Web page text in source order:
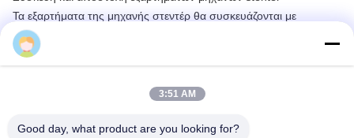
Τα εξαρτήματα της μηχανής στεντέρ θα συσκευάζονται με
ασφάλεια για να διασφαλιστεί ότι φτάνουν σε τέλεια κατάσταση.Τα
εξαρτήματα θα συσκευάζονται σε ένα κατάλληλο κουτί με
πρόσθετο μαλακωτικό υλικό για την αποφυγή ζημιώνΟ κατάλογος
ότι όλα τα μέρη έχουν καταγραφεί.
Τα εξαρτήματα της μηχανής stenter θα αποσταλούν μέσω ενός
συνήθως μέσα σε 2-10 ημέρες..
3:51 AM
Good day, what product are you looking for?